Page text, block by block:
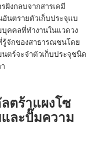
ฝังกลบจากสารเคมี
นตรายตัวเก็บประจุแบ
คคลที่ทำงานในแวดวง
จักของสาธารณชนโดย
ตร์จะจำตัวเก็บประจุชนิด
ตร้าแผงโซ
ละปั๊มความ